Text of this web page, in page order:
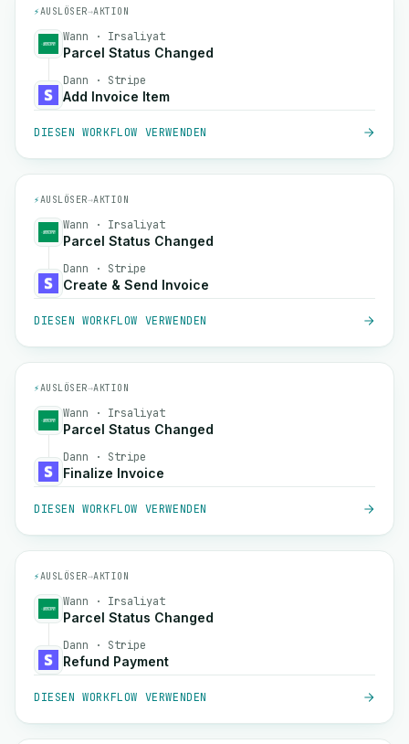
⚡AUSLÖSER→AKTION
Wann · Irsaliyat
Parcel Status Changed
Dann · Stripe
Add Invoice Item
DIESEN WORKFLOW VERWENDEN
⚡AUSLÖSER→AKTION
Wann · Irsaliyat
Parcel Status Changed
Dann · Stripe
Create & Send Invoice
DIESEN WORKFLOW VERWENDEN
⚡AUSLÖSER→AKTION
Wann · Irsaliyat
Parcel Status Changed
Dann · Stripe
Finalize Invoice
DIESEN WORKFLOW VERWENDEN
⚡AUSLÖSER→AKTION
Wann · Irsaliyat
Parcel Status Changed
Dann · Stripe
Refund Payment
DIESEN WORKFLOW VERWENDEN